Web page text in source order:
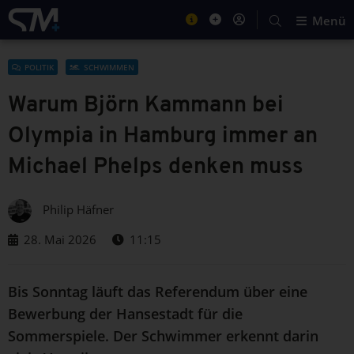
Menü
POLITIK SCHWIMMEN
Warum Björn Kammann bei
Olympia in Hamburg immer an
Michael Phelps denken muss
Philip Häfner
28. Mai 2026
11:15
Bis Sonntag läuft das Referendum über eine
Bewerbung der Hansestadt für die
Sommerspiele. Der Schwimmer erkennt darin